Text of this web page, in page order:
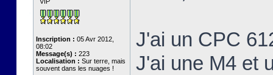
Inscription : 05 Avr 2012,
08:02
Message(s) : 223
Localisation : Sur terre, mais
souvent dans les nuages !
J'ai un CPC
J'ai une M4 et